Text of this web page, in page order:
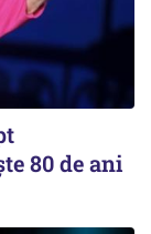
80 de ani